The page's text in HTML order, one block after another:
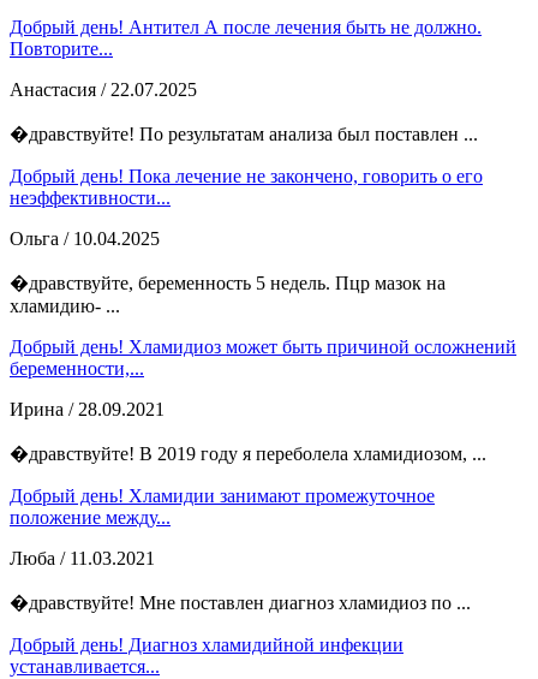
Добрый день! Антител А после лечения быть не должно.
Повторите...
Анастасия / 22.07.2025
�дравствуйте! По результатам анализа был поставлен ...
Добрый день! Пока лечение не закончено, говорить о его
неэффективности...
Ольга / 10.04.2025
�дравствуйте, беременность 5 недель. Пцр мазок на
хламидию- ...
Добрый день! Хламидиоз может быть причиной осложнений
беременности,...
Ирина / 28.09.2021
�дравствуйте! В 2019 году я переболела хламидиозом, ...
Добрый день! Хламидии занимают промежуточное
положение между...
Люба / 11.03.2021
�дравствуйте! Мне поставлен диагноз хламидиоз по ...
Добрый день! Диагноз хламидийной инфекции
устанавливается...